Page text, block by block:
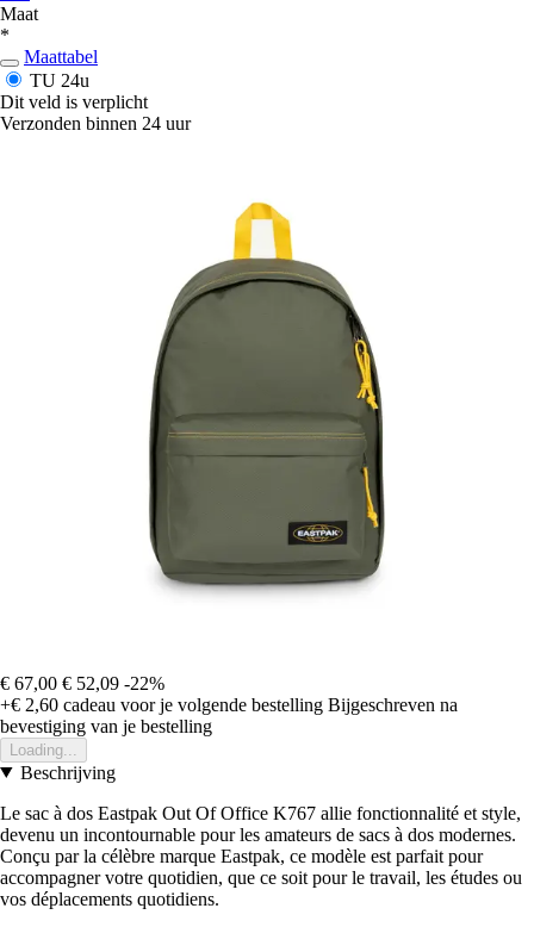
Maat
*
Maattabel
TU 24u
Dit veld is verplicht
Verzonden binnen 24 uur
€ 67,00 € 52,09 -22%
+€ 2,60 cadeau voor je volgende bestelling Bijgeschreven na
bevestiging van je bestelling
Loading...
Beschrijving
Le sac à dos Eastpak Out Of Office K767 allie fonctionnalité et style,
devenu un incontournable pour les amateurs de sacs à dos modernes.
Conçu par la célèbre marque Eastpak, ce modèle est parfait pour
accompagner votre quotidien, que ce soit pour le travail, les études ou
vos déplacements quotidiens.